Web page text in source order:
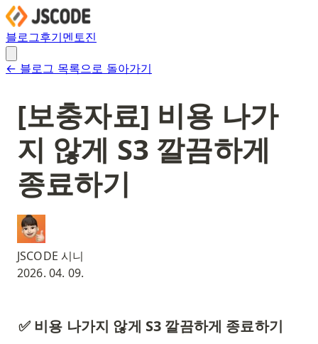
블로그후기멘토진
← 블로그 목록으로 돌아가기
[보충자료] 비용 나가
지 않게 S3 깔끔하게
종료하기
JSCODE 시니
2026. 04. 09.
✅ 비용 나가지 않게 S3 깔끔하게 종료하기